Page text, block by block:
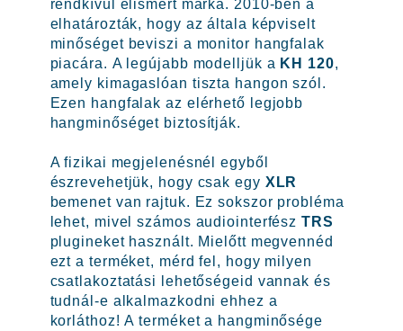
rendkívül elismert márka. 2010-ben a
elhatározták, hogy az általa képviselt
minőséget beviszi a monitor hangfalak
piacára. A legújabb modelljük a KH 120,
amely kimagaslóan tiszta hangon szól.
Ezen hangfalak az elérhető legjobb
hangminőséget biztosítják.
A fizikai megjelenésnél egyből
észrevehetjük, hogy csak egy XLR
bemenet van rajtuk. Ez sokszor probléma
lehet, mivel számos audiointerfészTRS
plugineket használt. Mielőtt megvennéd
ezt a terméket, mérd fel, hogy milyen
csatlakoztatási lehetőségeid vannak és
tudnál-e alkalmazkodni ehhez a
korláthoz! A terméket a hangminősége